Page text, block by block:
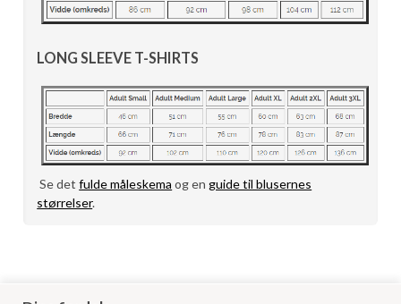
LONG SLEEVE T-SHIRTS
Se detfulde måleskema og enguide til blusernes
størrelser.